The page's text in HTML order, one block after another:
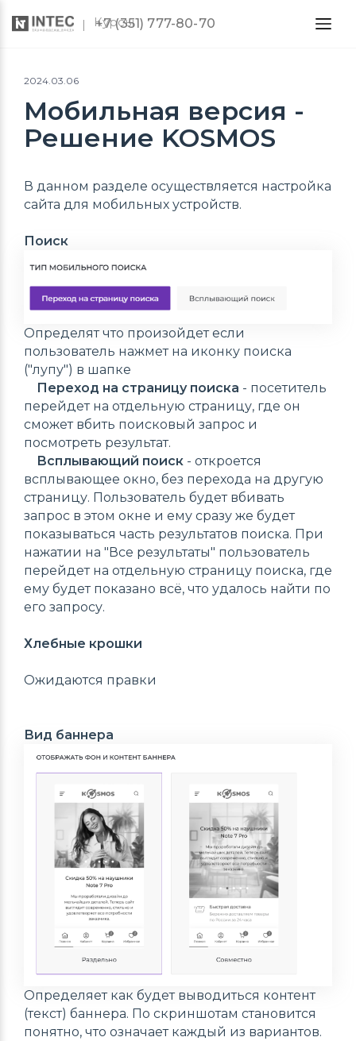
Курсы
+7 (351) 777-80-70
2024.03.06
Мобильная версия -
Решение KOSMOS
В данном разделе осуществляется настройка
сайта для мобильных устройств.
Поиск
Определят что произойдет если
пользователь нажмет на иконку поиска
("лупу") в шапке
Переход на страницу поиска - посетитель
перейдет на отдельную страницу, где он
сможет вбить поисковый запрос и
посмотреть результат.
Всплывающий поиск - откроется
всплывающее окно, без перехода на другую
страницу. Пользователь будет вбивать
запрос в этом окне и ему сразу же будет
показываться часть результатов поиска. При
нажатии на "Все результаты" пользователь
перейдет на отдельную страницу поиска, где
ему будет показано всё, что удалось найти по
его запросу.
Хлебные крошки
Ожидаются правки
Вид баннера
Определяет как будет выводиться контент
(текст) баннера. По скриншотам становится
понятно, что означает каждый из вариантов.